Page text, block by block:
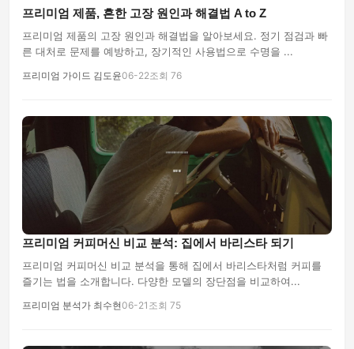
프리미엄 제품, 흔한 고장 원인과 해결법 A to Z
프리미엄 제품의 고장 원인과 해결법을 알아보세요. 정기 점검과 빠
른 대처로 문제를 예방하고, 장기적인 사용법으로 수명을 ...
프리미엄 가이드 김도윤06-22조회 76
프리미엄 커피머신 비교 분석: 집에서 바리스타 되기
프리미엄 커피머신 비교 분석을 통해 집에서 바리스타처럼 커피를
즐기는 법을 소개합니다. 다양한 모델의 장단점을 비교하여...
프리미엄 분석가 최수현06-21 조회 75